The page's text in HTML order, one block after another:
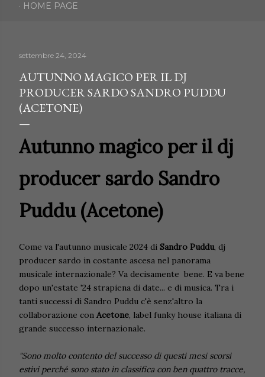
HOME PAGE
settembre 24, 2024
AUTUNNO MAGICO PER IL DJ
PRODUCER SARDO SANDRO PUDDU
(ACETONE)
Autunno magico per il dj
producer sardo Sandro
Puddu (Acetone)
Come va l'autunno musicale 2024 di Sandro Puddu, dj
producer sardo in costante ascesa nel panorama
musicale internazionale? Va decisamente bene. E va bene
dopo un'estate '24 strapiena di date... e di musica. Tra i
tanti successi di Sandro Puddu c'è senz'altro la
collaborazione con Acetone, label funky house italiana di
grande successo internazionale.
"Sono molto contento del successo di questi mesi scorsi
estivi perché sono stato in classifica con ben quattro tracce,